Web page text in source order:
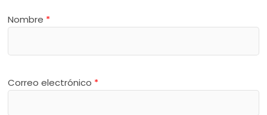
Nombre *
Correo electrónico *